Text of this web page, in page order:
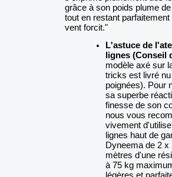
grâce à son poids plume
tout en restant parfaitement
vent forcit."
L'astuce de
lignes (Conseil
modèle axé sur
tricks est livré
poignées). Pour
sa superbe
finesse de son
nous vous
vivement
lignes haut de
Dyneema de 2 x
mètres d'une
à 75 kg
légères et